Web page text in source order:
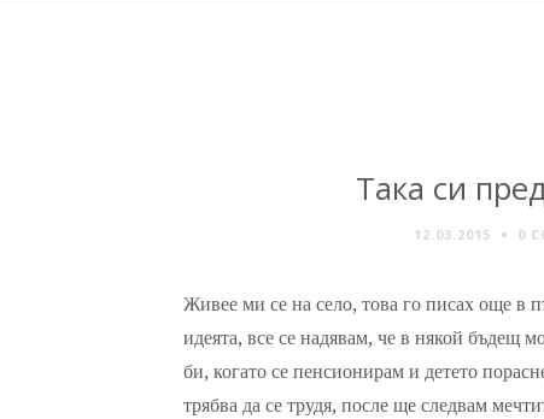
Така си
12.03.2015 0
Живее ми се на село, това го писах още в
идеята, все се надявам, че в някой бъдещ
би, когато се пенсионирам и детето
трябва да се трудя, после ще следвам